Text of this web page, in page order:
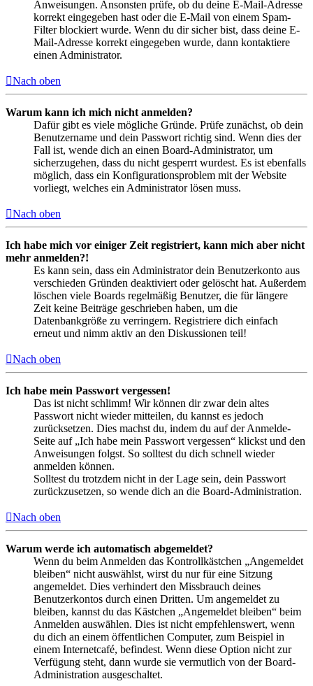
Anweisungen. Ansonsten prüfe, ob du deine E-Mail-Adresse
korrekt eingegeben hast oder die E-Mail von einem Spam-
Filter blockiert wurde. Wenn du dir sicher bist, dass deine E-
Mail-Adresse korrekt eingegeben wurde, dann kontaktiere
einen Administrator.
Nach oben
Warum kann ich mich nicht anmelden?
Dafür gibt es viele mögliche Gründe. Prüfe zunächst, ob dein
Benutzername und dein Passwort richtig sind. Wenn dies der
Fall ist, wende dich an einen Board-Administrator, um
sicherzugehen, dass du nicht gesperrt wurdest. Es ist ebenfalls
möglich, dass ein Konfigurationsproblem mit der Website
vorliegt, welches ein Administrator lösen muss.
Nach oben
Ich habe mich vor einiger Zeit registriert, kann mich aber nicht
mehr anmelden?!
Es kann sein, dass ein Administrator dein Benutzerkonto aus
verschieden Gründen deaktiviert oder gelöscht hat. Außerdem
löschen viele Boards regelmäßig Benutzer, die für längere
Zeit keine Beiträge geschrieben haben, um die
Datenbankgröße zu verringern. Registriere dich einfach
erneut und nimm aktiv an den Diskussionen teil!
Nach oben
Ich habe mein Passwort vergessen!
Das ist nicht schlimm! Wir können dir zwar dein altes
Passwort nicht wieder mitteilen, du kannst es jedoch
zurücksetzen. Dies machst du, indem du auf der Anmelde-
Seite auf „Ich habe mein Passwort vergessen“ klickst und den
Anweisungen folgst. So solltest du dich schnell wieder
anmelden können.
Solltest du trotzdem nicht in der Lage sein, dein Passwort
zurückzusetzen, so wende dich an die Board-Administration.
Nach oben
Warum werde ich automatisch abgemeldet?
Wenn du beim Anmelden das Kontrollkästchen „Angemeldet
bleiben“ nicht auswählst, wirst du nur für eine Sitzung
angemeldet. Dies verhindert den Missbrauch deines
Benutzerkontos durch einen Dritten. Um angemeldet zu
bleiben, kannst du das Kästchen „Angemeldet bleiben“ beim
Anmelden auswählen. Dies ist nicht empfehlenswert, wenn
du dich an einem öffentlichen Computer, zum Beispiel in
einem Internetcafé, befindest. Wenn diese Option nicht zur
Verfügung steht, dann wurde sie vermutlich von der Board-
Administration ausgeschaltet.